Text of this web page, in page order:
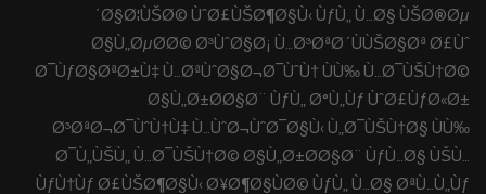
´Ø§Ø¦ÙŠØ© ÙˆØ£ÙŠØ¶Ø§Ù‹ ÙƒÙ„ Ù…Ø§ ÙŠØ®Øµ
Ø§Ù„ØµØ­Ø© Ø³ÙˆØ§Ø¡ Ù…Ø³ØªØ´ÙÙŠØ§Øª Ø£Ùˆ
Ø¯ÙƒØ§ØªØ±Ù‡ Ù…ØªÙˆØ§Ø¬Ø¯ÙˆÙ† ÙÙ‰ Ù…Ø¯ÙŠÙ†Ø©
Ø§Ù„Ø±Ø­Ø§Ø¨ ÙƒÙ„ Ø°Ù„Ùƒ ÙˆØ£ÙƒØ«Ø±
Ø³ØªØ¬Ø¯ÙˆÙ†Ù‡ Ù…ÙˆØ¬ÙˆØ¯Ø§Ù‹ Ù„Ø¯ÙŠÙ†Ø§ ÙÙ‰
Ø¯Ù„ÙŠÙ„ Ù…Ø¯ÙŠÙ†Ø© Ø§Ù„Ø±Ø­Ø§Ø¨ ÙƒÙ…Ø§ ÙŠÙ…
ÙƒÙ†Ùƒ Ø£ÙŠØ¶Ø§Ù‹ Ø¥Ø¶Ø§ÙØ© ÙƒÙ„ Ù…Ø§ ØªÙ…Ù„Ùƒ